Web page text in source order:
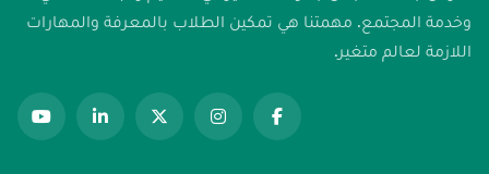
وخدمة المجتمع. مهمتنا هي تمكين الطلاب بالمعرفة والمهارات
اللازمة لعالم متغير.